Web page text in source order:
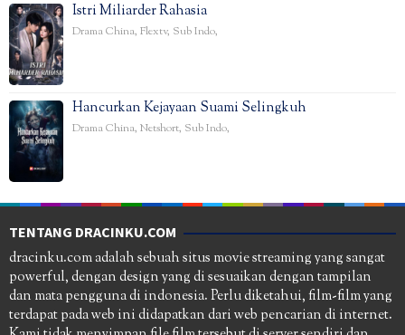
Istri Miliarder Rahasia
Drama China, Flextv, Sub Indo,
Hancurkan Kejayaan Suami Selingkuh
Drama China, Netshort, Sub Indo,
TENTANG DRACINKU.COM
dracinku.com adalah sebuah situs movie streaming yang sangat
powerful, dengan design yang di sesuaikan dengan tampilan
dan mata pengguna di indonesia. Perlu diketahui, film-film yang
terdapat pada web ini didapatkan dari web pencarian di internet.